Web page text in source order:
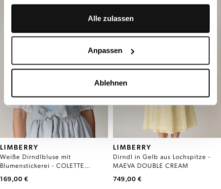
Alle zulassen
Anpassen
Ablehnen
LIMBERRY
Weiße Dirndlbluse mit
Blumenstickerei - COLETTE
169,00 €
LIMBERRY
Dirndl in Gelb aus Lochspitze -
MAEVA DOUBLE CREAM
749,00 €